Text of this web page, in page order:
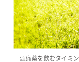
頭痛薬を飲むタイミ